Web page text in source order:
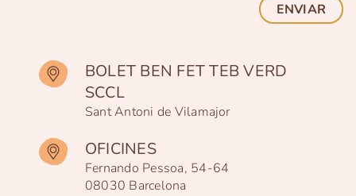
ENVIAR
BOLET BEN FET TEB VERD
SCCL
Sant Antoni de Vilamajor
OFICINES
Fernando Pessoa, 54-64
08030 Barcelona